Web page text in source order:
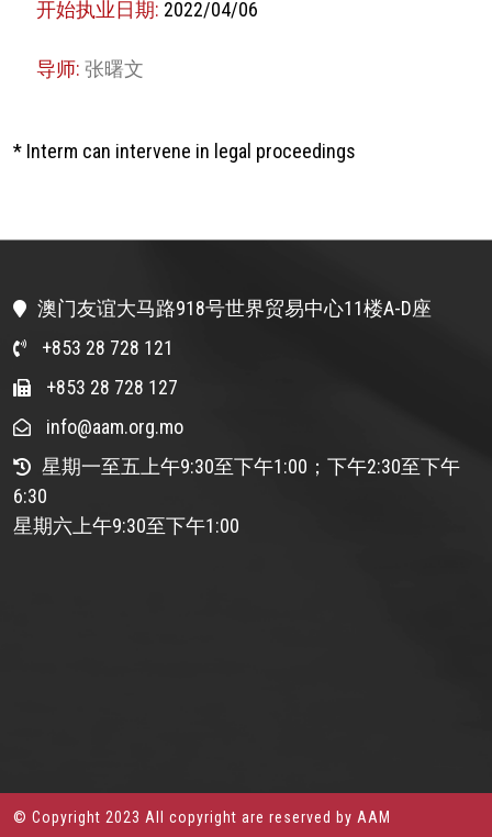
开始执业日期: 2022/04/06
导师:张曙文
* Interm can intervene in legal proceedings
澳门友谊大马路918号世界贸易中心11楼A-D座
+853 28 728 121
+853 28 728 127
info@aam.org.mo
星期一至五上午9:30至下午1:00；下午2:30至下午
6:30
星期六上午9:30至下午1:00
© Copyright 2023 All copyright are reserved by AAM